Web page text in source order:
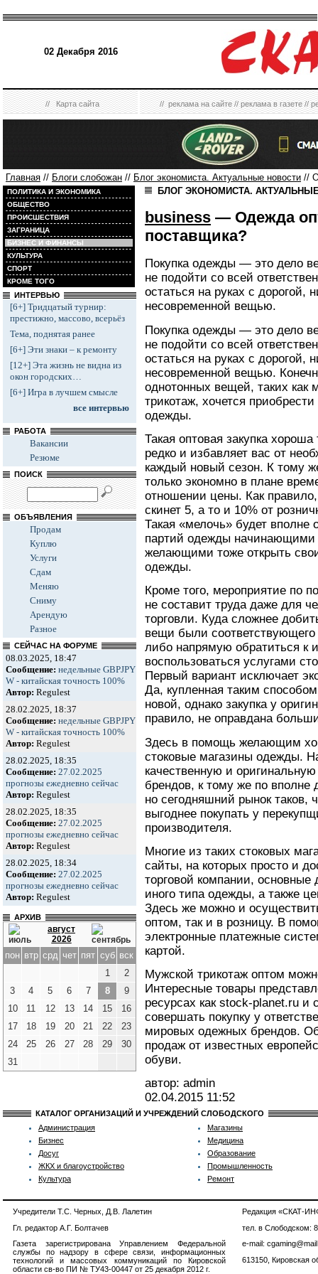
02 Декабря 2016
//Карта сайта //реклама на сайте//реклама в газете//
Главная // Блоги слобожан // Блог экономиста. Актуальные новости //
ПОЛИТИКА И ЭКОНОМИКА
ОБЩЕСТВО
ПРОИСШЕСТВИЯ
ЗАГРАНИЦА
БИЗНЕС И ФИНАНСЫ
КУЛЬТУРА
СПОРТ
КРОМЕ ТОГО
ИНТЕРВЬЮ
[6+] Тридцатый турнир:
престижно, массово, всерьёз
Тема, поднятая ранее
[6+] Эти знаки – к ремонту
[12+] Эта жизнь не видна из
окон городских…
[6+] Игра в лучшем смысле
все интервью
РАБОТА
Вакансии
Резюме
ПОИСК
ОБЪЯВЛЕНИЯ
Продам
Куплю
Услуги
Сдам
Меняю
Сниму
Арендую
Разное
СЕЙЧАС НА ФОРУМЕ
08.03.2025, 18:47
Сообщение: недельные GBPJPY
W - китайская точность 100%
Автор: Regulest
28.02.2025, 18:37
Сообщение: недельные GBPJPY
W - китайская точность 100%
Автор: Regulest
28.02.2025, 18:35
Сообщение: 27.02.2025
прогнозы ежедневно сейчас
Автор: Regulest
28.02.2025, 18:35
Сообщение: 27.02.2025
прогнозы ежедневно сейчас
Автор: Regulest
28.02.2025, 18:34
Сообщение: 27.02.2025
прогнозы ежедневно сейчас
Автор: Regulest
АРХИВ
август
2026
пон втр срд чет пят суб вск
1
2
3
4 5 6 7 8
9
10
11 12 13 14 15
16
17
18 19 20 21 22
23
24
25 26 27 28 29
30
31
БЛОГ ЭКОНОМИСТА.
business — Одежда
поставщика?
Покупка одежды — это дело
не подойти со всей
остаться на руках с дорогой,
несовременной вещью.
Покупка одежды — это дело
не подойти со всей
остаться на руках с дорогой,
несовременной вещью.
однотонных вещей, таких как
трикотаж, хочется
одежды.
Такая оптовая закупка
редко и избавляет вас от
каждый новый сезон. К тому
только экономно в плане
отношении цены. Как
скинет 5, а то и 10% от
Такая «мелочь» будет
партий одежды начинающими
желающими тоже открыть
одежды.
Кроме того, мероприятие по
не составит труда даже для
торговли. Куда сложнее
вещи были
либо напрямую обратиться к
воспользоваться услугами
Первый вариант исключает
Да, купленная таким
новой, однако закупка у
правило, не оправдана
Здесь в помощь желающим
стоковые магазины одежды.
качественную и
брендов, к тому же по вполне
но сегодняшний рынок таков,
выгоднее покупать у
производителя.
Многие из таких стоковых
сайты, на которых просто и
торговой компании,
иного типа одежды, а также
Здесь же можно и
оптом, так и в розницу. В
электронные платежные
картой.
Мужской трикотаж оптом
Интересные товары
ресурсах как stock-planet.ru и
совершать покупку у
мировых одежных брендов.
продаж от известных
обуви.
автор: admin
02.04.2015 11:52
КАТАЛОГ ОРГАНИЗАЦИЙ И УЧРЕЖДЕНИЙ СЛОБОДСКОГО
Администрация
Бизнес
Досуг
ЖКХ и благоустройство
Культура
Магазины
Медицина
Образование
Промышленность
Ремонт
Учредители Т.С. Черных, Д.В. Лалетин
Гл. редактор А.Г. Болтачев
Газета зарегистрирована Управлением Федеральной
службы по надзору в сфере связи, информационных
технологий и массовых коммуникаций по Кировской
области св-во ПИ № ТУ43-00447 от 25 декабря 2012 г.
Редакция «СКАТ-
тел. в Слободском:
e-mail:
613150, Кировская